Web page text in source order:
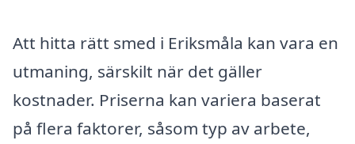
Att hitta rätt smed i Eriksmåla kan vara en
utmaning, särskilt när det gäller
kostnader. Priserna kan variera baserat
på flera faktorer, såsom typ av arbete,